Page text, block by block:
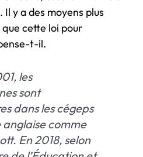
Il y a des moyens plus
cette loi pour
t-il.
les
sont
dans les cégeps
anglaise comme
En 2018, selon